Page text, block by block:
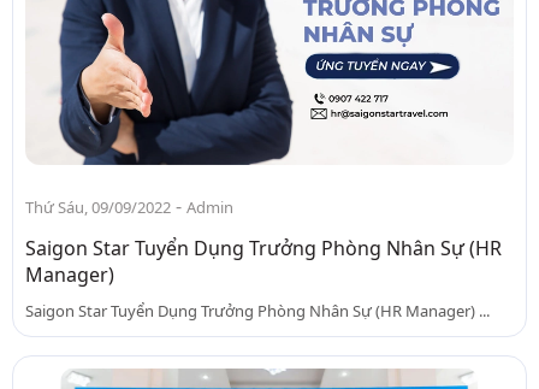
Thứ Sáu, 09/09/2022 - Admin
Saigon Star Tuyển Dụng Trưởng Phòng Nhân Sự (HR
Manager)
Saigon Star Tuyển Dụng Trưởng Phòng Nhân Sự (HR Manager) ...